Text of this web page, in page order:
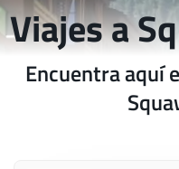
Viajes a
Encuentra aquí